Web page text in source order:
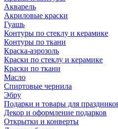
Акварель
Акриловые краски
Гуашь
Контуры по стеклу и керамике
Контуры по ткани
Краска-аэрозоль
Краски по стеклу и керамике
Краски по ткани
Масло
Спиртовые чернила
Эбру
Подарки и товары для
Декор и оформление подарков
Открытки и конверты